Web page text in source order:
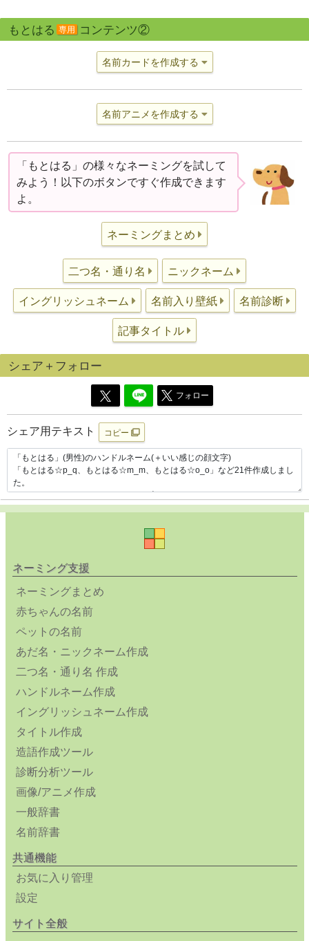
もとはる 専用 コンテンツ②
名前カードを作成する
名前アニメを作成する
「もとはる」の様々なネーミングを試して
みよう！以下のボタンですぐ作成できます
よ。
ネーミングまとめ
二つ名・通り名 ニックネーム
イングリッシュネーム 名前入り壁紙 名前診断
記事タイトル
シェア＋フォロー
フォロー
シェア用テキスト コピー
ネーミング支援
ネーミングまとめ
赤ちゃんの名前
ペットの名前
あだ名・ニックネーム作成
二つ名・通り名 作成
ハンドルネーム作成
イングリッシュネーム作成
タイトル作成
造語作成ツール
診断分析ツール
画像/アニメ作成
一般辞書
名前辞書
共通機能
お気に入り管理
設定
サイト全般